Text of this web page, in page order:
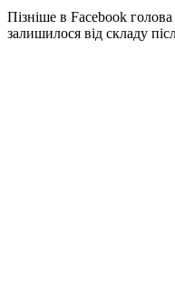
Пізніше в Facebook
залишилося від складу